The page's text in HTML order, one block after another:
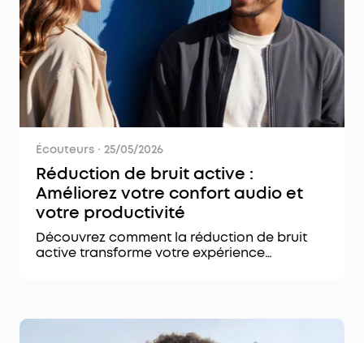
Écouteurs · 25/05/2026
Réduction de bruit active :
Améliorez votre confort audio et
votre productivité
Découvrez comment la réduction de bruit
active transforme votre expérience